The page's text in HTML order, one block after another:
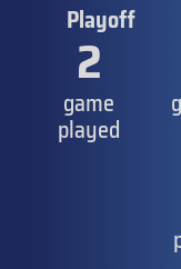
Playoff
2
game
played